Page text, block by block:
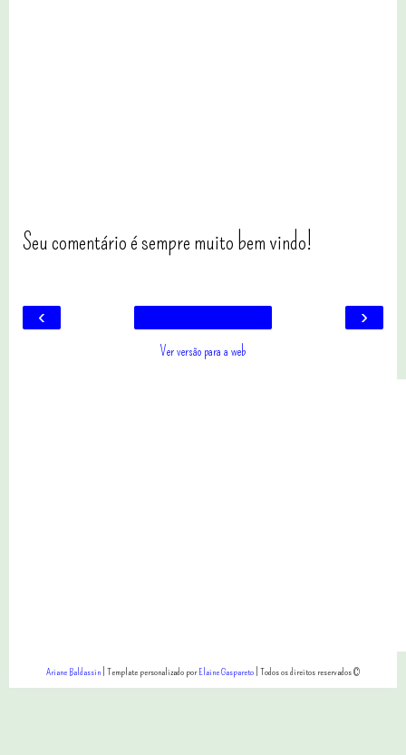
Seu comentário é sempre muito bem vindo!
‹ ›
Ver versão para a web
Ariane Baldassin| Template personalizado porElaine Gaspareto| Todos os direitos reservados ©